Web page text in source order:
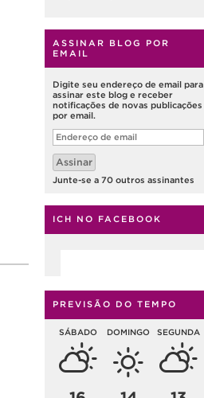
ASSINAR BLOG POR
EMAIL
Digite seu endereço de email para
assinar este blog e receber
notificações de novas publicações
por email.
Endereço
de
email
Assinar
Junte-se a 70 outros assinantes
ICH NO FACEBOOK
PREVISÃO DO TEMPO
SÁBADO DOMINGO SEGUNDA